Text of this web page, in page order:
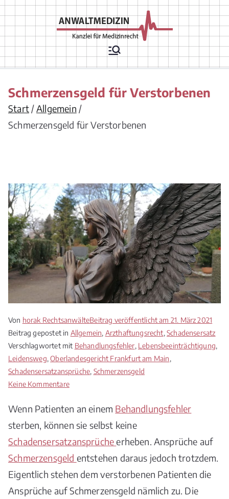
Zum
Inhalt
springen
Rechtsanwälte
für
Medizinrecht
Arztrecht, Arzthaftungsrecht,
Arztvertragsrecht,
Krankenhausrecht,
Medizinprodukterecht,
Gesellschaftsrecht/ Berufsrecht/
Vergütungsrecht für
Schmerzensgeld für Verstorbenen
Start
Allgemein
Schmerzensgeld für Verstorbenen
Von horak RechtsanwälteBeitrag veröffentlicht am 21. März 2021
Beitrag gepostet in Allgemein, Arzthaftungsrecht,Schadensersatz
Verschlagwortet mit Behandlungsfehler, Lebensbeeinträchtigung,
Leidensweg,Oberlandesgericht Frankfurt am Main,
Schadensersatzansprüche, Schmerzensgeld
Keine Kommentarezu
für
Verstorbenen
Wenn Patienten an einem Behandlungsfehler
sterben, können sie selbst keine
Schadensersatzansprücheerheben. Ansprüche auf
Schmerzensgeld entstehen daraus jedoch trotzdem.
Eigentlich stehen dem verstorbenen Patienten die
Ansprüche auf Schmerzensgeld nämlich zu. Die